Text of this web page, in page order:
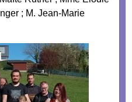
; M. Jean-Marie